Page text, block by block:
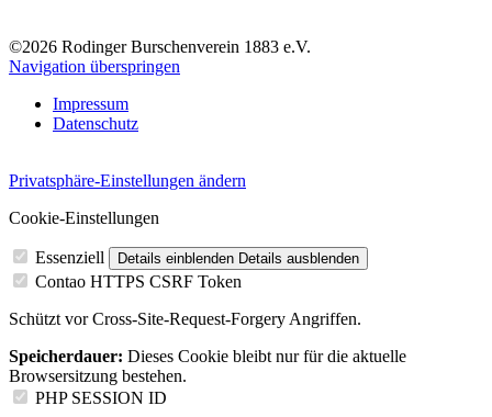
©2026 Rodinger Burschenverein 1883 e.V.
Navigation überspringen
Impressum
Datenschutz
Privatsphäre-Einstellungen ändern
Cookie-Einstellungen
Essenziell Details einblenden Details ausblenden
Contao HTTPS CSRF Token
Schützt vor Cross-Site-Request-Forgery Angriffen.
Speicherdauer: Dieses Cookie bleibt nur für die aktuelle
Browsersitzung bestehen.
PHP SESSION ID